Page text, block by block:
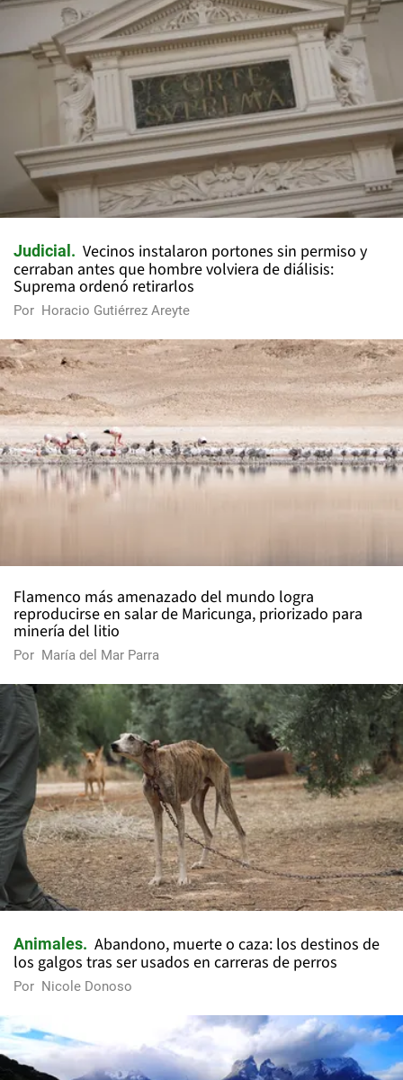
Judicial
Vecinos instalaron portones sin permiso y
cerraban antes que hombre volviera de diálisis:
Suprema ordenó retirarlos
Por Horacio Gutiérrez Areyte
Flamenco más amenazado del mundo logra
reproducirse en salar de Maricunga, priorizado para
minería del litio
Por María del Mar Parra
Animales
Abandono, muerte o caza: los destinos de
los galgos tras ser usados en carreras de perros
Por Nicole Donoso